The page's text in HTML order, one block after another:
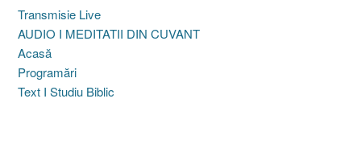
Transmisie Live
AUDIO I MEDITATII DIN CUVANT
Acasă
Programări
Text I Studiu Biblic